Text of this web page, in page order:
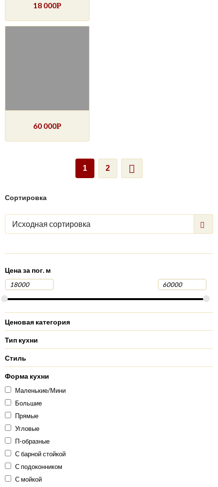
18 000Р
60 000Р
1 2
Сортировка
Исходная сортировка
Цена за пог. м
Ценовая категория
Тип кухни
Стиль
Форма кухни
Маленькие/Мини
Большие
Прямые
Угловые
П-образные
С барной стойкой
С подоконником
С мойкой